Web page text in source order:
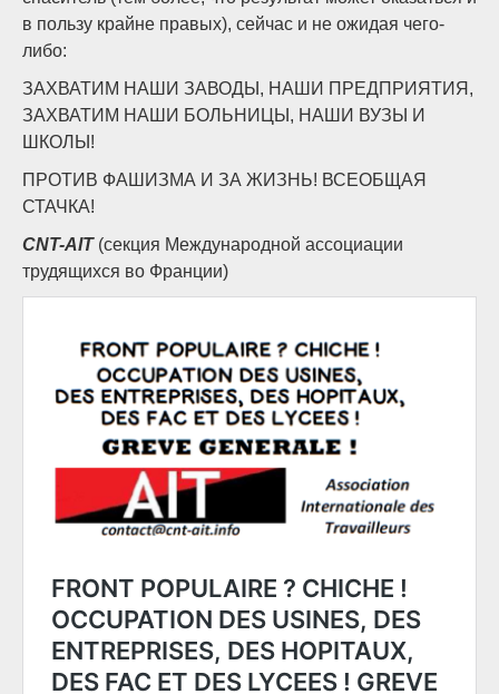
в пользу крайне правых), сейчас и не ожидая чего-
либо:
ЗАХВАТИМ НАШИ ЗАВОДЫ, НАШИ ПРЕДПРИЯТИЯ,
ЗАХВАТИМ НАШИ БОЛЬНИЦЫ, НАШИ ВУЗЫ И
ШКОЛЫ!
ПРОТИВ ФАШИЗМА И ЗА ЖИЗНЬ! ВСЕОБЩАЯ
СТАЧКА!
CNT-AIT(секция Международной ассоциации
трудящихся во Франции)